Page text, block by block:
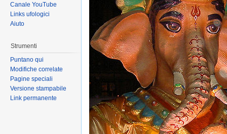
Canale YouTube
Links ufologici
Aiuto
Strumenti
Puntano qui
Modifiche correlate
Pagine speciali
Versione stampabile
Link permanente